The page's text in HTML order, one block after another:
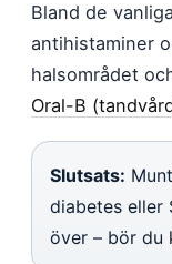
Bland de
antihistaminer
halsområdet
Oral-B
Slutsats:
diabetes eller
över – bör du